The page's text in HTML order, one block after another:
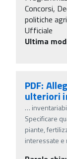
Concorsi,
politiche
Ufficiale
Ultima
PDF:
ulteriori
…
Specificare
piante,
interessate e